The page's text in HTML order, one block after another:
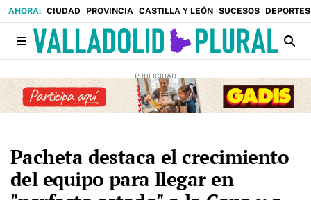
CIUDAD PROVINCIA CASTILLA Y LEÓN SUCESOS DEPORTES
Pacheta destaca el crecimiento
del equipo para llegar en